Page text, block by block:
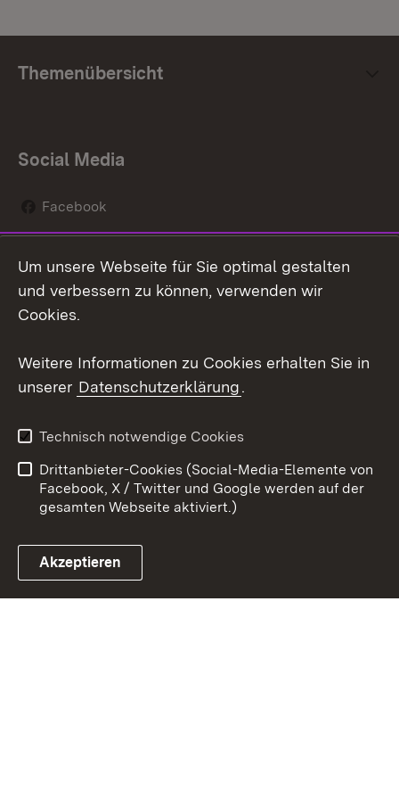
Themenübersicht
Social Media
Facebook
Social Wall
Youtube
Link zum Landesportal
Kontakt
Datenschutz
Barrierefreiheit
Impressum Cookies
Um unsere Webseite für Sie optimal gestalten
und verbessern zu können, verwenden wir
Cookies.
Weitere Informationen zu Cookies erhalten Sie in
unserer Datenschutzerklärung.
Technisch notwendige Cookies
Drittanbieter-Cookies (Social-Media-Elemente von
Facebook, X / Twitter und Google werden auf der
gesamten Webseite aktiviert.)
Akzeptieren